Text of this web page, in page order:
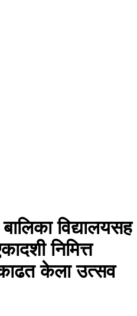
विद्यालयसह
निमित्त
काढत केला उत्सव